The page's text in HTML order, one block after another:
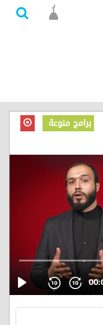
برامج منوعة